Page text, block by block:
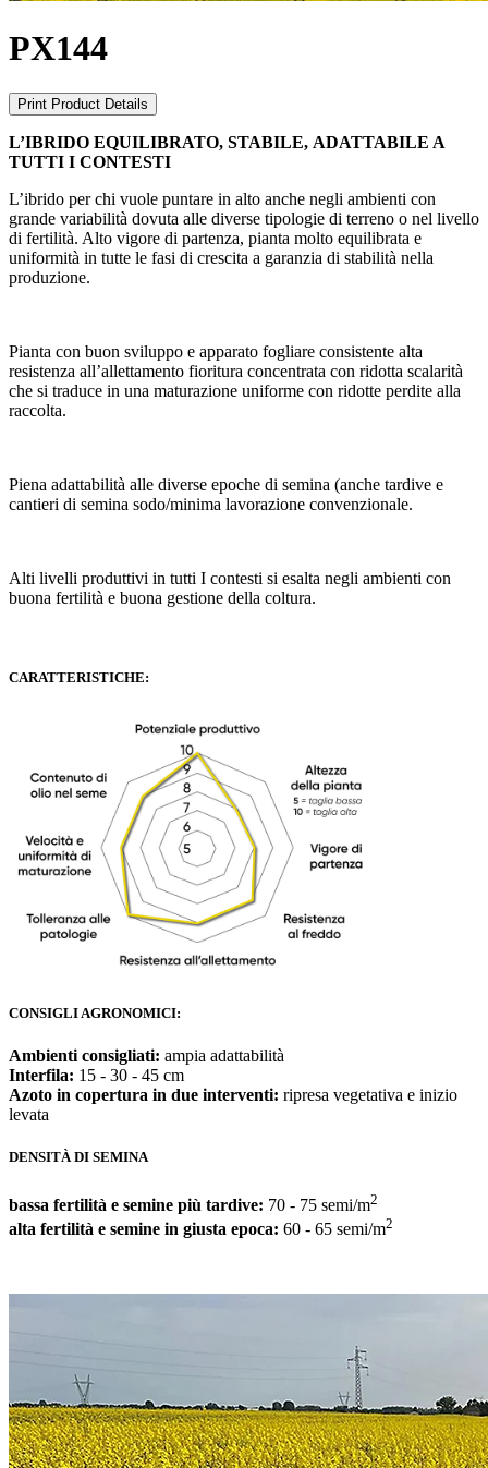
PX144
Print Product Details
L’IBRIDO EQUILIBRATO, STABILE, ADATTABILE A
TUTTI I CONTESTI
L’ibrido per chi vuole puntare in alto anche negli ambienti con
grande variabilità dovuta alle diverse tipologie di terreno o nel livello
di fertilità. Alto vigore di partenza, pianta molto equilibrata e
uniformità in tutte le fasi di crescita a garanzia di stabilità nella
produzione.
Pianta con buon sviluppo e apparato fogliare consistente alta
resistenza all’allettamento fioritura concentrata con ridotta scalarità
che si traduce in una maturazione uniforme con ridotte perdite alla
raccolta.
Piena adattabilità alle diverse epoche di semina (anche tardive e
cantieri di semina sodo/minima lavorazione convenzionale.
Alti livelli produttivi in tutti I contesti si esalta negli ambienti con
buona fertilità e buona gestione della coltura.
CARATTERISTICHE:
CONSIGLI AGRONOMICI:
Ambienti consigliati: ampia adattabilità
Interfila: 15 - 30 - 45 cm
Azoto in copertura in due interventi: ripresa vegetativa e inizio
levata
DENSITÀ DI SEMINA
bassa fertilità e semine più tardive: 70 - 75 semi/m2
alta fertilità e semine in giusta epoca: 60 - 65 semi/m2